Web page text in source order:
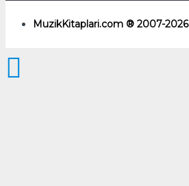
MuzikKitaplari.com ® 2007-2026